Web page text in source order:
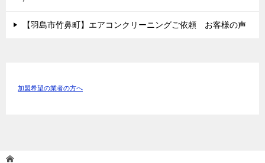
【羽島市竹鼻町】エアコンクリーニングご依頼 お客様の声
加盟希望の業者の方へ